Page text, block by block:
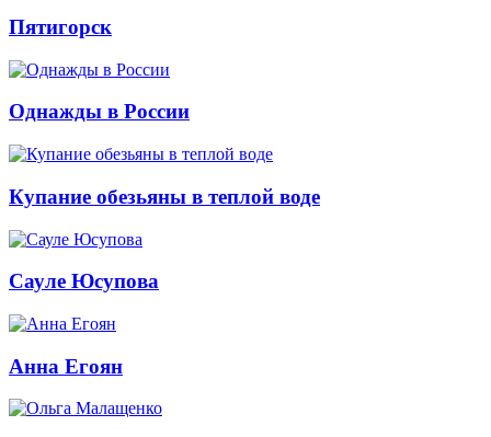
Пятигорск
Однажды в России
Купание обезьяны в теплой воде
Сауле Юсупова
Анна Егоян